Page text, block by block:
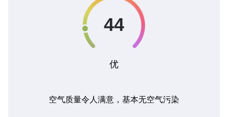
优
空气质量令人满意，基本无空气污染